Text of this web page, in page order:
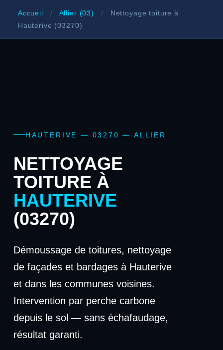
Accueil / Allier (03) /
Nettoyage toiture à
Hauterive (03270)
HAUTERIVE — 03270 — ALLIER
NETTOYAGE
TOITURE À
HAUTERIVE
(03270)
Démoussage de toitures, nettoyage
de façades et bardages à Hauterive
et dans les communes voisines.
Intervention par perche carbone
depuis le sol — sans échafaudage,
résultat garanti.